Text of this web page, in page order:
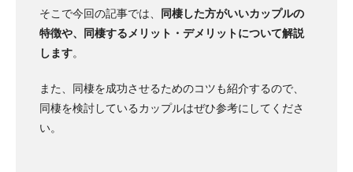
そこで今回の記事では、
同棲した方がいいカップルの
特徴や、同棲するメリット・デメリットについて解説
します。
また、同棲を成功させるためのコツも紹介するので、
同棲を検討しているカップルはぜひ参考にしてくださ
い。